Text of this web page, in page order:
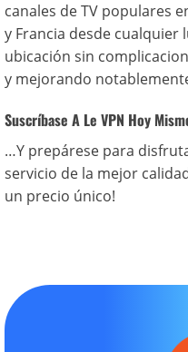
canales de TV populares
y Francia desde cualquier
ubicación sin
y mejorando
Suscríbase A Le VPN Hoy
…Y prepárese para
servicio de la mejor
un precio único!